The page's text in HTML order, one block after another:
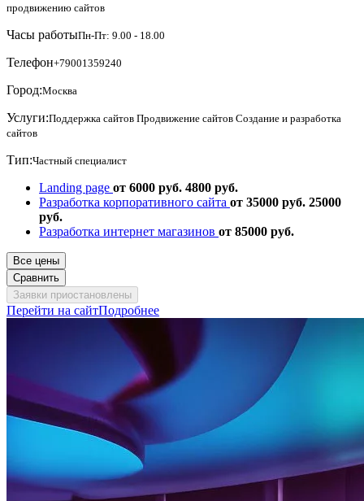
продвижению сайтов
Часы работыПн-Пт: 9.00 - 18.00
Телефон+79001359240
Город:Москва
Услуги:Поддержка сайтов Продвижение сайтов Создание и разработка
сайтов
Тип:Частный специалист
Landing page от 6000 руб. 4800 руб.
Разработка корпоративного сайта от 35000 руб. 25000
руб.
Разработка интернет магазинов от 85000 руб.
Все цены
Сравнить
Заявки приостановлены
Перейти на сайтПодробнее